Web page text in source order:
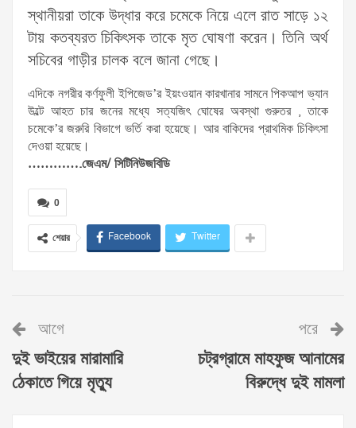
স্থানীয়রা তাকে উদ্ধার করে চমেকে নিয়ে এলে রাত সাড়ে ১২
টায় কতব্যরত চিকিৎসক তাকে মৃত ঘোষণা করেন। তিনি অর্থ
সচিবের গাড়ীর চালক বলে জানা গেছে।
এদিকে নগরীর কর্ণফুলী ইপিজেড’র ইয়ংওয়ান কারখানার সামনে পিকআপ ভ্যান
উল্টে আহত চার জনের মধ্যে সত্যজিৎ ঘোষের অবস্থা গুরুতর , তাকে
চমেকে’র জরুরি বিভাগে ভর্তি করা হয়েছে। আর বাকিদের প্রাথমিক চিকিৎসা
দেওয়া হয়েছে।
………….জেএম/ সিটিনিউজবিডি
0
শেয়ার Facebook Twitter
আগে
দুই ভাইয়ের মারামারি
ঠেকাতে গিয়ে মৃত্যু
পরে
চট্রগ্রামে মাহফুজ আনামের
বিরুদ্ধে দুই মামলা